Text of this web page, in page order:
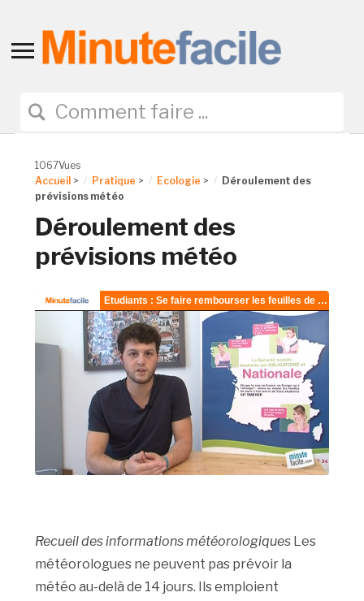
Toggle
navigation
1067Vues
Accueil > Pratique > Ecologie >
Déroulement des
prévisions météo
Déroulement des
prévisions météo
Recueil des informations météorologiques Les
météorologues ne peuvent pas prévoir la
météo au-delà de 14 jours. Ils emploient